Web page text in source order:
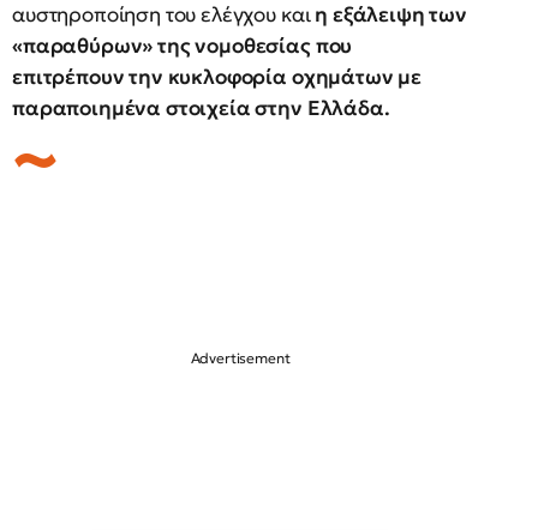
αυστηροποίηση του ελέγχου καιη εξάλειψη των
«παραθύρων» της νομοθεσίας που
επιτρέπουν την κυκλοφορία οχημάτων με
παραποιημένα στοιχεία στην Ελλάδα.